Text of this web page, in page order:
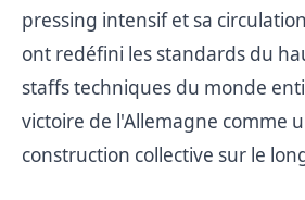
pressing intensif et sa
ont redéfini les standards du
staffs techniques du monde
victoire de l'Allemagne comme
construction collective sur le